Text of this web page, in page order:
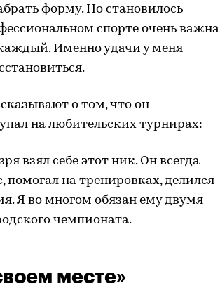
форму. Но становилось
спорте очень важна
Именно удачи у меня
о том, что он
на любительских турнирах:
взял себе этот ник. Он всегда
на тренировках, делился
Я во многом обязан ему двумя
чемпионата.
месте»